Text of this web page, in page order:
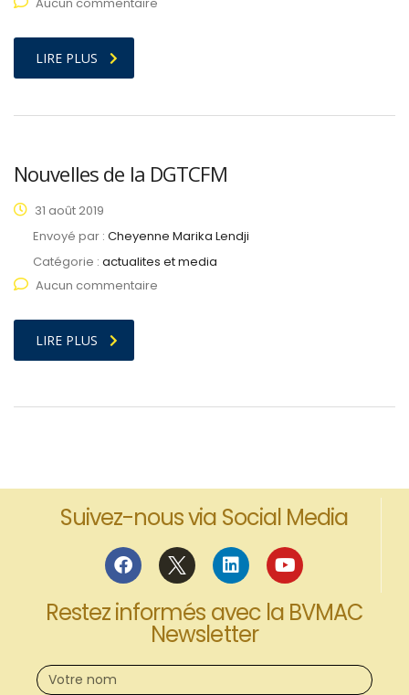
LIRE PLUS
Nouvelles de la DGTCFM
31 août 2019
Envoyé par : Cheyenne Marika Lendji
Catégorie : actualites et media
Aucun commentaire
LIRE PLUS
Suivez-nous via Social Media
Restez informés avec la BVMAC
Newsletter